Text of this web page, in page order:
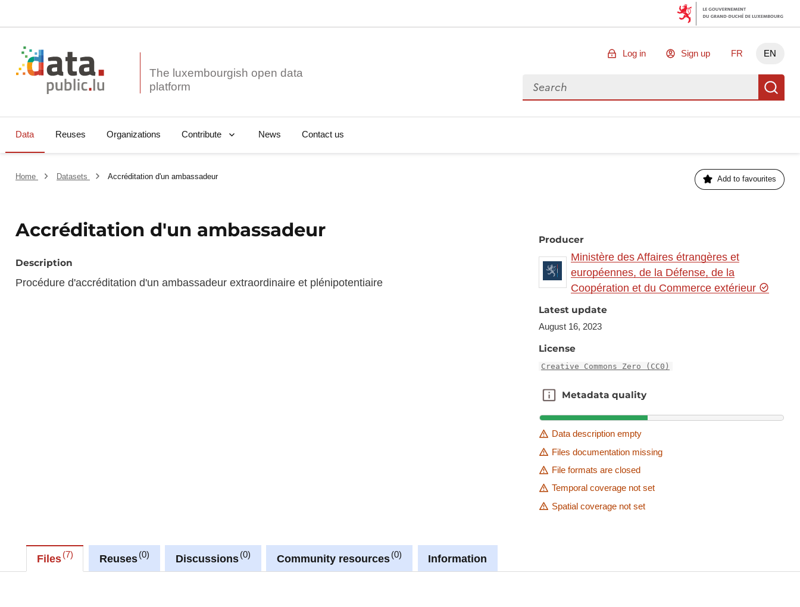
The luxembourgish open data
Log in Sign up FR EN
Search for data
Data Reuses Organizations Contribute News Contact us
Home Datasets Accréditation d'un ambassadeur Add to favourites
Accréditation d'un ambassadeur
Description
Procédure d'accréditation d'un ambassadeur extraordinaire et plénipotentiaire
Producer
Ministère des Affaires étrangères et
européennes, de la Défense, de la
Coopération et du Commerce extérieur
Latest update
August 16, 2023
License
Creative Commons Zero (CC0)
Metadata quality
Metadata quality
Data description empty
Files documentation missing
File formats are closed
Temporal coverage not set
Spatial coverage not set
Files 7 Reuses 0 Discussions 0 Community resources 0 Information